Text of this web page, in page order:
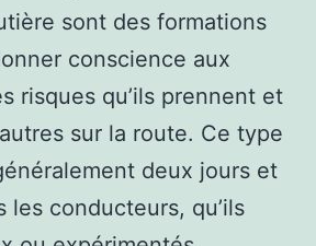
sont des formations
conscience aux
risques qu’ils prennent et
sur la route. Ce type
deux jours et
les conducteurs, qu’ils